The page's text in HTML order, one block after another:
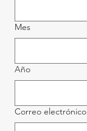
Mes
Año
Correo electrónico